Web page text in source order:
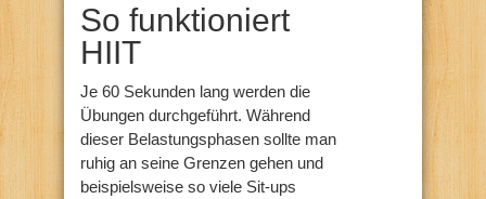
So funktioniert
HIIT
Je 60 Sekunden lang werden die
Übungen durchgeführt. Während
dieser Belastungsphasen sollte man
ruhig an seine Grenzen gehen und
beispielsweise so viele Sit-ups